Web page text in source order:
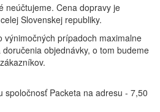
neúčtujeme. Cena dopravy je
Slovenskej republiky.
výnimočných prípadoch maximalne
objednávky, o tom budeme
spoločnosť Packeta na adresu - 7,50